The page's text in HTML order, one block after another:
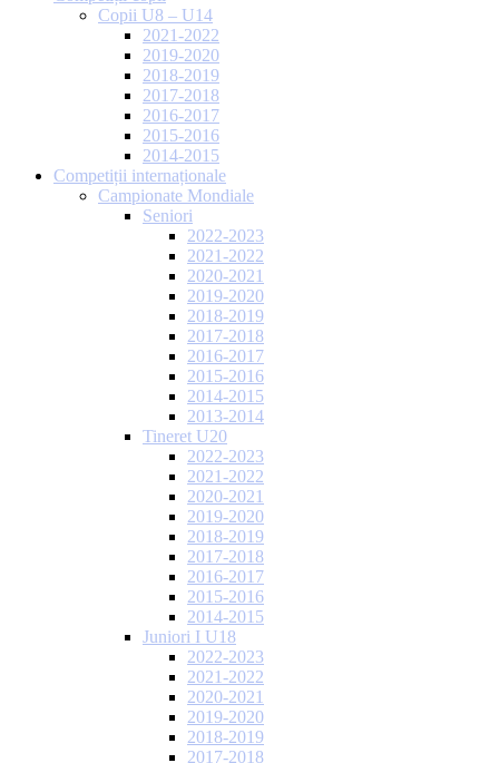
Copii U8 – U14
2021-2022
2019-2020
2018-2019
2017-2018
2016-2017
2015-2016
2014-2015
Competiții internaționale
Campionate Mondiale
Seniori
2022-2023
2021-2022
2020-2021
2019-2020
2018-2019
2017-2018
2016-2017
2015-2016
2014-2015
2013-2014
Tineret U20
2022-2023
2021-2022
2020-2021
2019-2020
2018-2019
2017-2018
2016-2017
2015-2016
2014-2015
Juniori I U18
2022-2023
2021-2022
2020-2021
2019-2020
2018-2019
2017-2018